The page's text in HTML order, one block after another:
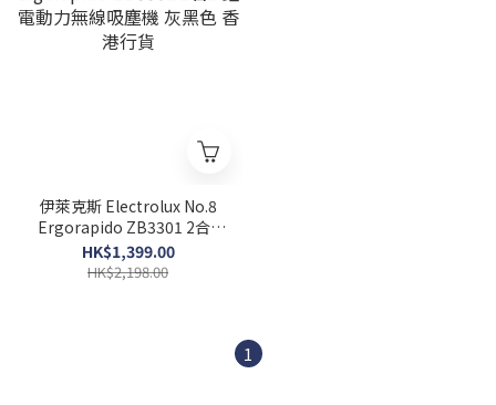
伊萊克斯 Electrolux No.8
Ergorapido ZB3301 2合1
鋰電動力無線吸塵機 灰黑色
香港行貨
HK$1,399.00
HK$2,198.00
1